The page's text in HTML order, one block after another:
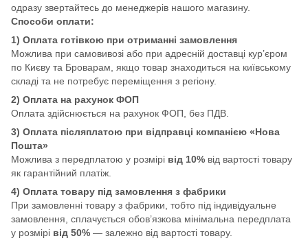
одразу звертайтесь до менеджерів нашого магазину.
Способи оплати:
1) Оплата готівкою при отриманні замовлення
Можлива при самовивозі або при адресній доставці кур’єром
по Києву та Броварам, якщо товар знаходиться на київському
складі та не потребує переміщення з регіону.
2) Оплата на рахунок ФОП
Оплата здійснюється на рахунок ФОП, без ПДВ.
3) Оплата післяплатою при відправці компанією «Нова
Пошта»
Можлива з передплатою у розмірі від 10% від вартості товару
як гарантійний платіж.
4) Оплата товару під замовлення з фабрики
При замовленні товару з фабрики, тобто під індивідуальне
замовлення, сплачується обов’язкова мінімальна передплата
у розмірі від 50% — залежно від вартості товару.